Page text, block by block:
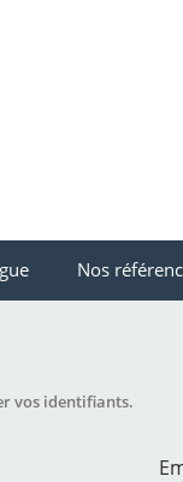
Nos
vos identifiants.